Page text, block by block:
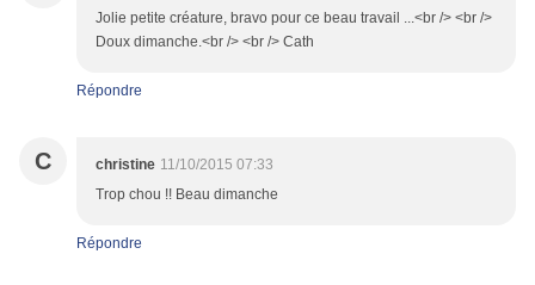
Jolie petite créature, bravo pour ce beau travail ...<br /> <br />
Doux dimanche.<br /> <br /> Cath
Répondre
C christine 11/10/2015 07:33
Trop chou !! Beau dimanche
Répondre